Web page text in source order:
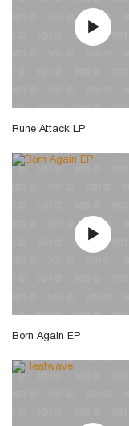
Rune Attack LP
Born Again EP